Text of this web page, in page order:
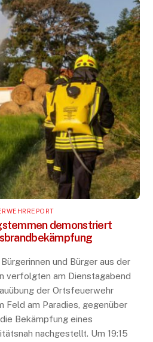
demonstriert
und Bürger aus der
verfolgten am Dienstagabend
der Ortsfeuerwehr
Feld am Paradies, gegenüber
Bekämpfung eines
nachgestellt. Um 19:15